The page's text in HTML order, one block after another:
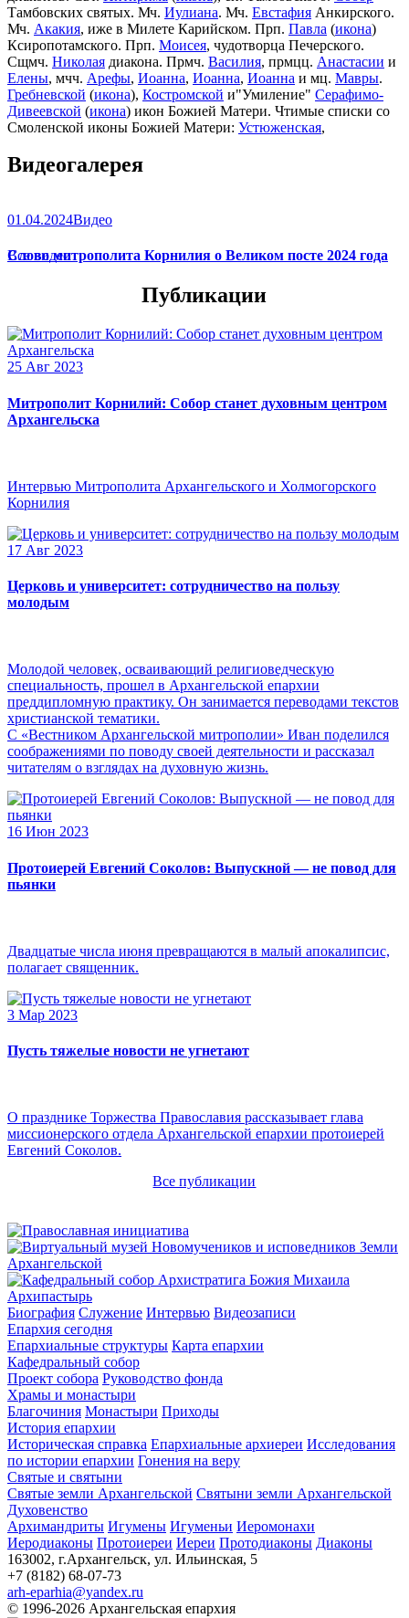
Тамбовских святых. Мч. Иулиана. Мч. Евстафия Анкирского.
Мч. Акакия, иже в Милете Карийском. Прп. Павла (икона)
Ксиропотамского. Прп. Моисея, чудотворца Печерского.
Сщмч. Николая диакона. Прмч. Василия, прмцц. Анастасии и
Елены, мчч. Арефы, Иоанна, Иоанна, Иоанна и мц. Мавры.
Гребневской (икона), Костромской и"Умиление" Серафимо-
Дивеевской (икона) икон Божией Матери. Чтимые списки со
Смоленской иконы Божией Матери: Устюженская,
(икона),Игрицкая,Шуйская
Сергиевская(в Троице-Сергиевой Лавре).
Видеогалерея
01.04.2024Видео
Слово митрополита Корнилия о Великом посте 2024 года
Все видео
Публикации
25 Авг 2023
Митрополит Корнилий: Собор станет духовным центром
Архангельска
Интервью Митрополита Архангельского и Холмогорского
Корнилия
17 Авг 2023
Церковь и университет: сотрудничество на пользу
молодым
Молодой человек, осваивающий религиоведческую
специальность, прошел в Архангельской епархии
преддипломную практику. Он занимается переводами текстов
христианской тематики.
С «Вестником Архангельской митрополии» Иван поделился
соображениями по поводу своей деятельности и рассказал
читателям о взглядах на духовную жизнь.
16 Июн 2023
Протоиерей Евгений Соколов: Выпускной — не повод для
пьянки
Двадцатые числа июня превращаются в малый апокалипсис,
полагает священник.
3 Мар 2023
Пусть тяжелые новости не угнетают
О празднике Торжества Православия рассказывает глава
миссионерского отдела Архангельской епархии протоиерей
Евгений Соколов.
Все публикации
Архипастырь
Биография Служение Интервью Видеозаписи
Епархия сегодня
Епархиальные структуры Карта епархии
Кафедральный собор
Проект собора Руководство фонда
Храмы и монастыри
Благочиния Монастыри Приходы
История епархии
Историческая справка Епархиальные архиереи Исследования
по истории епархии Гонения на веру
Святые и святыни
Святые земли Архангельской Святыни земли Архангельской
Духовенство
Архимандриты Игумены Игуменьи Иеромонахи
Иеродиаконы Протоиереи Иереи Протодиаконы Диаконы
163002, г.Архангельск, ул. Ильинская, 5
+7 (8182) 68-07-73
arh-eparhia@yandex.ru
© 1996-2026 Архангельская епархия